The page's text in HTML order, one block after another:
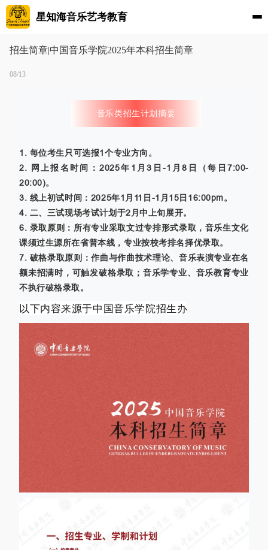
星知海音乐艺考教育
招生简章|中国音乐学院2025年本科招生简章
08/13
音乐类招生计划摘要
1. 每位考生只可选报1个专业方向。
2. 网上报名时间：2025年1月3日-1月8日（每日7:00-
20:00)。
3. 线上初试时间：2025年1月11日-1月15日16:00pm。
4. 二、三试现场考试计划于2月中上旬展开。
6. 录取原则：所有专业采取文过专排形式录取，音乐生文化
课须过生源所在省普本线，专业按校考排名择优录取。
7. 破格录取原则：作曲与作曲技术理论、音乐表演专业在名
额未招满时，可触发破格录取；音乐学专业、音乐教育专业
不执行破格录取。
以下内容来源于中国音乐学院招生办